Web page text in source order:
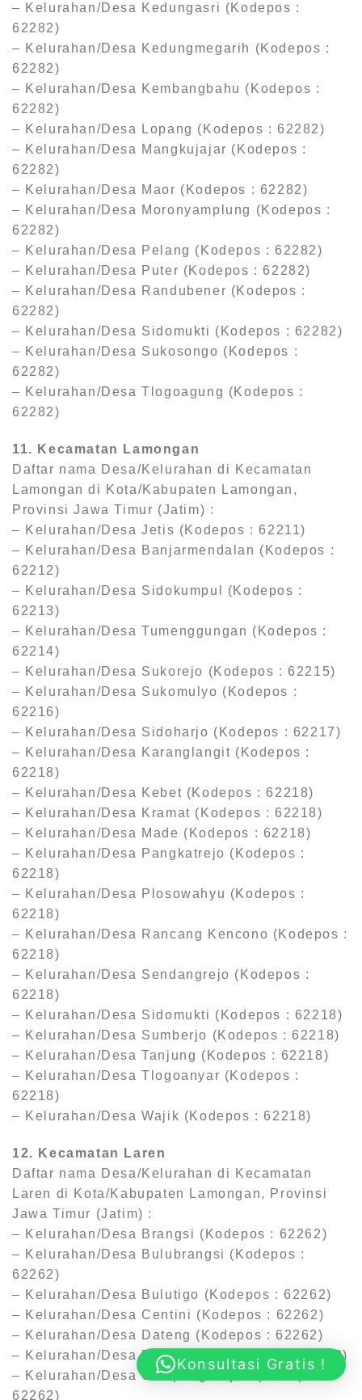
– Kelurahan/Desa Kedungasri (Kodepos :
62282)
– Kelurahan/Desa Kedungmegarih (Kodepos :
62282)
– Kelurahan/Desa Kembangbahu (Kodepos :
62282)
– Kelurahan/Desa Lopang (Kodepos : 62282)
– Kelurahan/Desa Mangkujajar (Kodepos :
62282)
– Kelurahan/Desa Maor (Kodepos : 62282)
– Kelurahan/Desa Moronyamplung (Kodepos :
62282)
– Kelurahan/Desa Pelang (Kodepos : 62282)
– Kelurahan/Desa Puter (Kodepos : 62282)
– Kelurahan/Desa Randubener (Kodepos :
62282)
– Kelurahan/Desa Sidomukti (Kodepos : 62282)
– Kelurahan/Desa Sukosongo (Kodepos :
62282)
– Kelurahan/Desa Tlogoagung (Kodepos :
62282)
11. Kecamatan Lamongan
Daftar nama Desa/Kelurahan di Kecamatan
Lamongan di Kota/Kabupaten Lamongan,
Provinsi Jawa Timur (Jatim) :
– Kelurahan/Desa Jetis (Kodepos : 62211)
– Kelurahan/Desa Banjarmendalan (Kodepos :
62212)
– Kelurahan/Desa Sidokumpul (Kodepos :
62213)
– Kelurahan/Desa Tumenggungan (Kodepos :
62214)
– Kelurahan/Desa Sukorejo (Kodepos : 62215)
– Kelurahan/Desa Sukomulyo (Kodepos :
62216)
– Kelurahan/Desa Sidoharjo (Kodepos : 62217)
– Kelurahan/Desa Karanglangit (Kodepos :
62218)
– Kelurahan/Desa Kebet (Kodepos : 62218)
– Kelurahan/Desa Kramat (Kodepos : 62218)
– Kelurahan/Desa Made (Kodepos : 62218)
– Kelurahan/Desa Pangkatrejo (Kodepos :
62218)
– Kelurahan/Desa Plosowahyu (Kodepos :
62218)
– Kelurahan/Desa Rancang Kencono (Kodepos :
62218)
– Kelurahan/Desa Sendangrejo (Kodepos :
62218)
– Kelurahan/Desa Sidomukti (Kodepos : 62218)
– Kelurahan/Desa Sumberjo (Kodepos : 62218)
– Kelurahan/Desa Tanjung (Kodepos : 62218)
– Kelurahan/Desa Tlogoanyar (Kodepos :
62218)
– Kelurahan/Desa Wajik (Kodepos : 62218)
12. Kecamatan Laren
Daftar nama Desa/Kelurahan di Kecamatan
Laren di Kota/Kabupaten Lamongan, Provinsi
Jawa Timur (Jatim) :
– Kelurahan/Desa Brangsi (Kodepos : 62262)
– Kelurahan/Desa Bulubrangsi (Kodepos :
62262)
– Kelurahan/Desa Bulutigo (Kodepos : 62262)
– Kelurahan/Desa Centini (Kodepos : 62262)
– Kelurahan/Desa Dateng (Kodepos : 62262)
– Kelurahan/Desa Duri Kulon (Kodepos : 62262)
– Kelurahan/Desa Gampang Sejati (Kodepos :
62262)
Konsultasi Gratis !